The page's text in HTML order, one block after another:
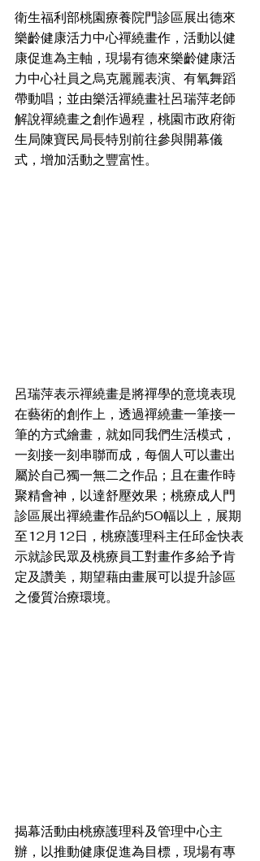
衛生福利部桃園療養院門診區展出德來
樂齡健康活力中心禪繞畫作，活動以健
康促進為主軸，現場有德來樂齡健康活
力中心社員之烏克麗麗表演、有氧舞蹈
帶動唱；並由樂活禪繞畫社呂瑞萍老師
解說禪繞畫之創作過程，桃園市政府衛
生局陳寶民局長特別前往參與開幕儀
式，增加活動之豐富性。
呂瑞萍表示禪繞畫是將禪學的意境表現
在藝術的創作上，透過禪繞畫一筆接一
筆的方式繪畫，就如同我們生活模式，
一刻接一刻串聯而成，每個人可以畫出
屬於自己獨一無二之作品；且在畫作時
聚精會神，以達舒壓效果；桃療成人門
診區展出禪繞畫作品約50幅以上，展期
至12月12日，桃療護理科主任邱金快表
示就診民眾及桃療員工對畫作多給予肯
定及讚美，期望藉由畫展可以提升診區
之優質治療環境。
揭幕活動由桃療護理科及管理中心主
辦，以推動健康促進為目標，現場有專